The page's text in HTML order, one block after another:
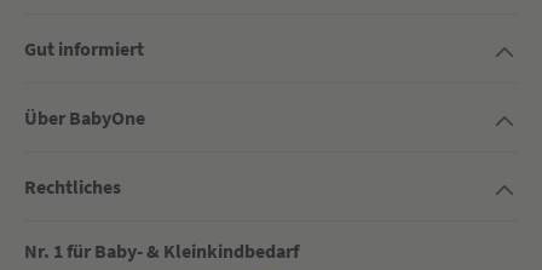
Gut informiert
Über BabyOne
Rechtliches
Nr. 1 für Baby- & Kleinkindbedarf